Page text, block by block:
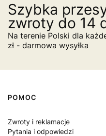
Szybka
zwroty do 14
Na terenie Polski dla
zł - darmowa wysyłka
Linki w stopce
POMOC
Zwroty i reklamacje
Pytania i odpowiedzi